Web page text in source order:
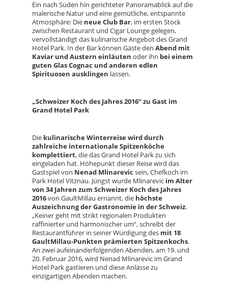
Ein nach Süden hin gerichteter Panoramablick auf die
malerische Natur und eine gemütliche, entspannte
Atmosphäre: Die neue Club Bar, im ersten Stock
zwischen Restaurant und Cigar Lounge gelegen,
vervollständigt das kulinarische Angebot des Grand
Hotel Park. In der Bar können Gäste den Abend mit
Kaviar und Austern einläuten oder ihn bei einem
guten Glas Cognac und anderen edlen
Spirituosen ausklingen lassen.
„Schweizer Koch des Jahres 2016“ zu Gast im
Grand Hotel Park
Die kulinarische Winterreise wird durch
zahlreiche internationale Spitzenköche
komplettiert, die das Grand Hotel Park zu sich
eingeladen hat. Höhepunkt dieser Reise wird das
Gastspiel von Nenad Mlinarevic sein, Chefkoch im
Park Hotel Vitznau. Jüngst wurde Mlinarevic im Alter
von 34 Jahren zum Schweizer Koch des Jahres
2016von GaultMillau ernannt, die höchste
Auszeichnung der Gastronomie in der Schweiz.
„Keiner geht mit strikt regionalen Produkten
raffinierter und harmonischer um“, schreibt der
Restaurantführer in seiner Würdigung des mit 18
GaultMillau-Punkten prämierten Spitzenkochs.
An zwei aufeinanderfolgenden Abenden, am 19. und
20. Februar 2016, wird Nenad Mlinarevic im Grand
Hotel Park gastieren und diese Anlässe zu
einzigartigen Abenden machen.